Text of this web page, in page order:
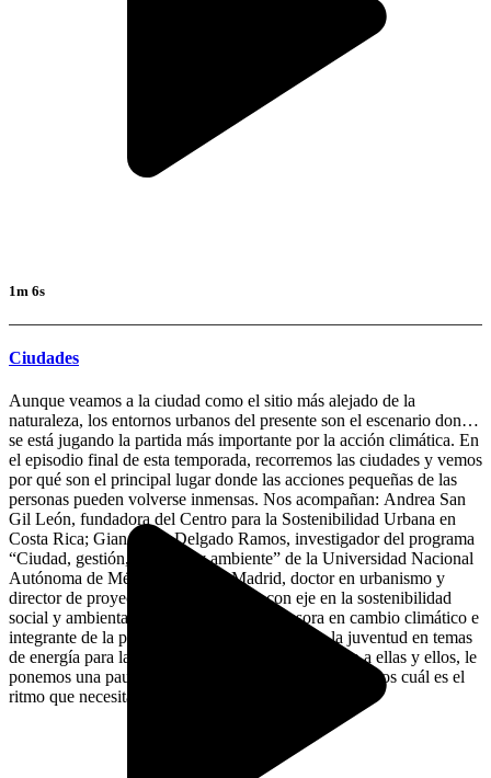
1m 6s
Ciudades
Aunque veamos a la ciudad como el sitio más alejado de la
naturaleza, los entornos urbanos del presente son el escenario donde
se está jugando la partida más importante por la acción climática. En
el episodio final de esta temporada, recorremos las ciudades y vemos
por qué son el principal lugar donde las acciones pequeñas de las
personas pueden volverse inmensas. Nos acompañan: Andrea San
Gil León, fundadora del Centro para la Sostenibilidad Urbana en
Costa Rica; Gian Carlo Delgado Ramos, investigador del programa
“Ciudad, gestión, territorio y ambiente” de la Universidad Nacional
Autónoma de México; Gustavo Madrid, doctor en urbanismo y
director de proyectos arquitectónicos con eje en la sostenibilidad
social y ambiental; y Delfina Godfrid, asesora en cambio climático e
integrante de la plataforma de participación de la juventud en temas
de energía para las Naciones Unidas, SDG7. Junto a ellas y ellos, le
ponemos una pausa a la velocidad urbana y escuchamos cuál es el
ritmo que necesita hoy nuestro planeta.